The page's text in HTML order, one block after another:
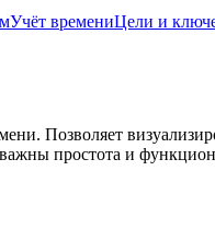
Учёт времениЦели и
Позволяет
простота и